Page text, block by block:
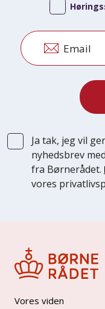
Email
Ja tak, jeg vil
nyhedsbrev
fra Børnerådet.
vores
Vores viden